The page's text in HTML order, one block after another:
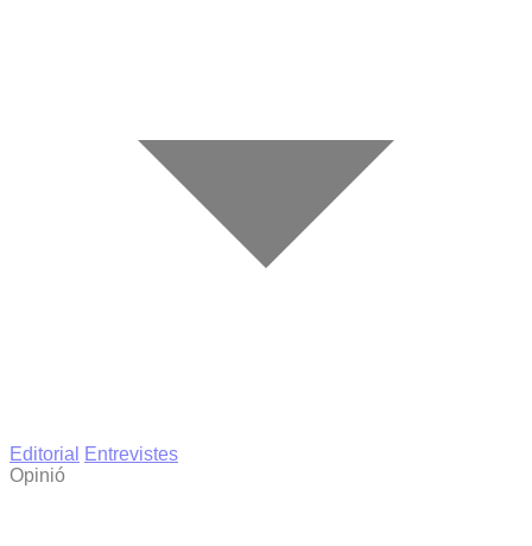
Editorial
Entrevistes
Opinió